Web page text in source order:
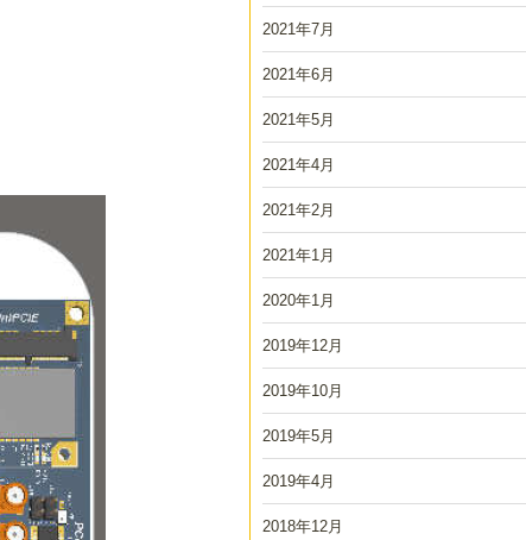
2021年7月
2021年6月
2021年5月
2021年4月
2021年2月
2021年1月
2020年1月
2019年12月
2019年10月
2019年5月
2019年4月
2018年12月